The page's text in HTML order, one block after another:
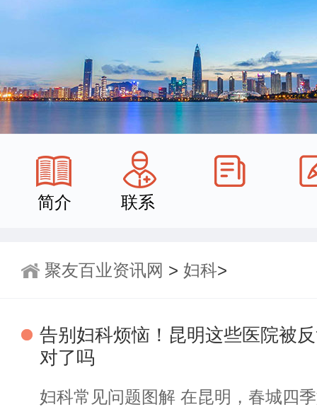
简介 联系
聚友百业资讯网 > 妇科>
告别妇科烦恼！昆明这些医院被
对了吗
妇科常见问题图解 在昆明，春城四